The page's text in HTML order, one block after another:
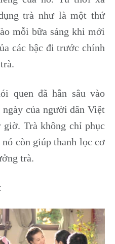
trà như là một thứ
mỗi bữa sáng khi mới
các bậc đi trước chính
quen đã hằn sâu vào
của người dân Việt
Trà không chỉ phục
còn giúp thanh lọc cơ
trà.